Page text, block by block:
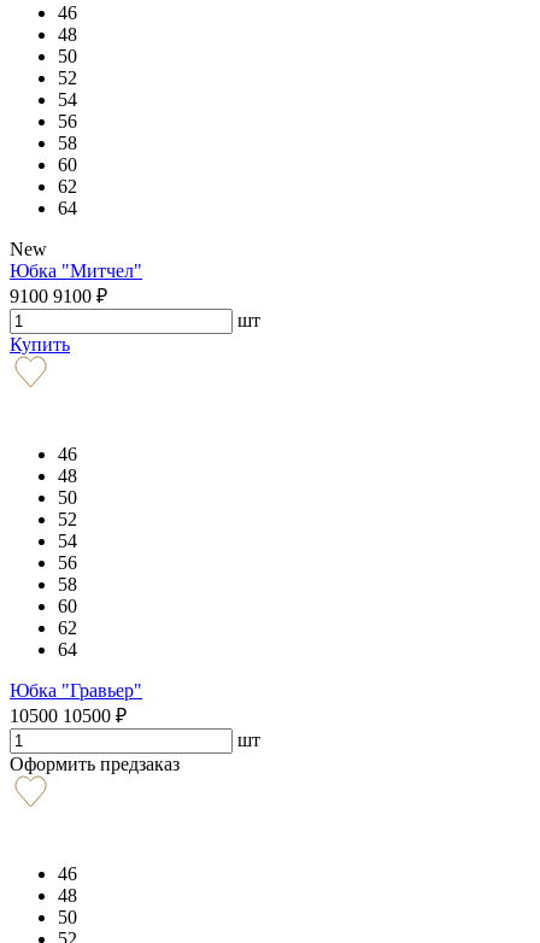
46
48
50
52
54
56
58
60
62
64
New
Юбка "Митчел"
9100 9100 ₽
шт
Купить
46
48
50
52
54
56
58
60
62
64
Юбка "Гравьер"
10500 10500 ₽
шт
Оформить предзаказ
46
48
50
52